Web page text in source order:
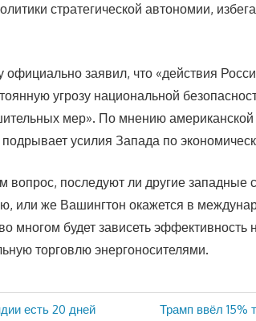
стратегической автономии,
заявил, что «действия
угрозу национальной
мер». По мнению
усилия Запада по
вопрос, последуют ли другие
или же Вашингтон окажется в
многом будет зависеть
торговлю энергоносителями.
есть 20 дней
Следующая
Трамп ввёл